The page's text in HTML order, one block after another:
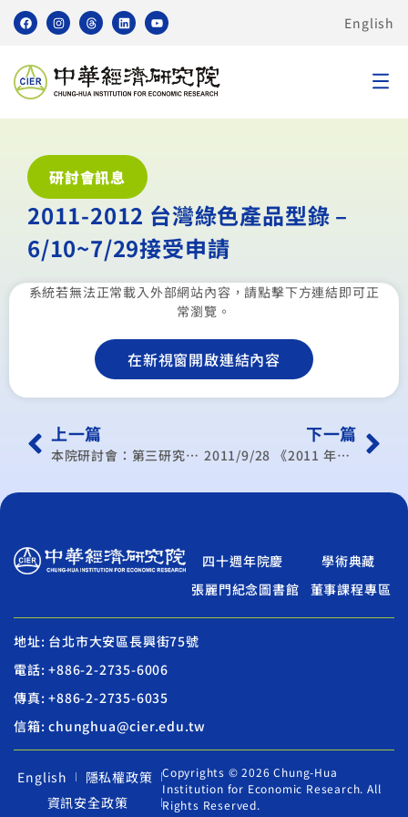
English
研討會訊息
2011-2012 台灣綠色產品型錄 –
6/10~7/29接受申請
系統若無法正常載入外部網站內容，請點擊下方連結即可正
常瀏覽。
在新視窗開啟連結內容
上一篇
本院研討會：第三研究所學術研討會(100年/6月)
下一篇
2011/9/28 《2011 年台日合作綠色建築訪問團》
四十週年院慶
學術典藏
張麗門紀念圖書館
董事課程專區
地址: 台北市大安區長興街75號
電話: +886-2-2735-6006
傳真: +886-2-2735-6035
信箱: chunghua@cier.edu.tw
English
隱私權政策
資訊安全政策
Copyrights © 2026 Chung-Hua
Institution for Economic Research. All
Rights Reserved.